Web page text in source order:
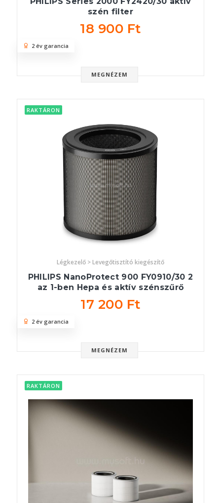
szén filter
18 900 Ft
MEGNÉZEM
2 év garancia
RAKTÁRON
Légkezelő > Levegőtisztító kiegészítő
PHILIPS NanoProtect 900 FY0910/30 2
az 1-ben Hepa és aktív szénszűrő
17 200 Ft
MEGNÉZEM
2 év garancia
RAKTÁRON